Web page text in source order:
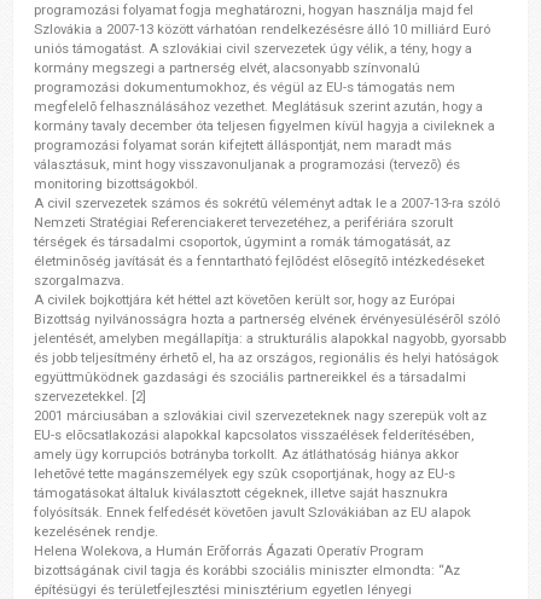
programozási folyamat fogja meghatározni, hogyan használja majd fel
Szlovákia a 2007-13 között várhatóan rendelkezésésre álló 10 milliárd Euró
uniós támogatást. A szlovákiai civil szervezetek úgy vélik, a tény, hogy a
kormány megszegi a partnerség elvét, alacsonyabb színvonalú
programozási dokumentumokhoz, és végül az EU-s támogatás nem
megfelelõ felhasználásához vezethet. Meglátásuk szerint azután, hogy a
kormány tavaly december óta teljesen figyelmen kívül hagyja a civileknek a
programozási folyamat során kifejtett álláspontját, nem maradt más
választásuk, mint hogy visszavonuljanak a programozási (tervezõ) és
monitoring bizottságokból.
A civil szervezetek számos és sokrétû véleményt adtak le a 2007-13-ra szóló
Nemzeti Stratégiai Referenciakeret tervezetéhez, a perifériára szorult
térségek és társadalmi csoportok, úgymint a romák támogatását, az
életminõség javítását és a fenntartható fejlõdést elõsegítõ intézkedéseket
szorgalmazva.
A civilek bojkottjára két héttel azt követõen került sor, hogy az Európai
Bizottság nyilvánosságra hozta a partnerség elvének érvényesülésérõl szóló
jelentését, amelyben megállapítja: a strukturális alapokkal nagyobb, gyorsabb
és jobb teljesítmény érhetõ el, ha az országos, regionális és helyi hatóságok
együttmûködnek gazdasági és szociális partnereikkel és a társadalmi
szervezetekkel. [2]
2001 márciusában a szlovákiai civil szervezeteknek nagy szerepük volt az
EU-s elõcsatlakozási alapokkal kapcsolatos visszaélések felderítésében,
amely ügy korrupciós botrányba torkollt. Az átláthatóság hiánya akkor
lehetõvé tette magánszemélyek egy szûk csoportjának, hogy az EU-s
támogatásokat általuk kiválasztott cégeknek, illetve saját hasznukra
folyósítsák. Ennek felfedését követõen javult Szlovákiában az EU alapok
kezelésének rendje.
Helena Wolekova, a Humán Erõforrás Ágazati Operatív Program
bizottságának civil tagja és korábbi szociális miniszter elmondta: “Az
építésügyi és területfejlesztési minisztérium egyetlen lényegi